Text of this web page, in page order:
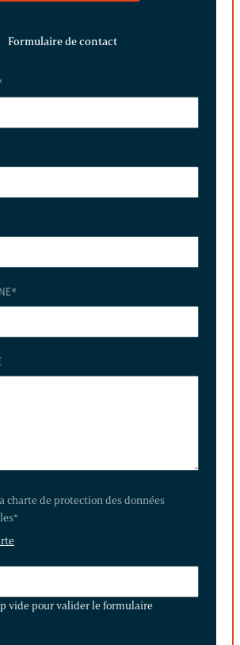
Formulaire de contact
*
charte de protection des données
*
vide pour valider le formulaire